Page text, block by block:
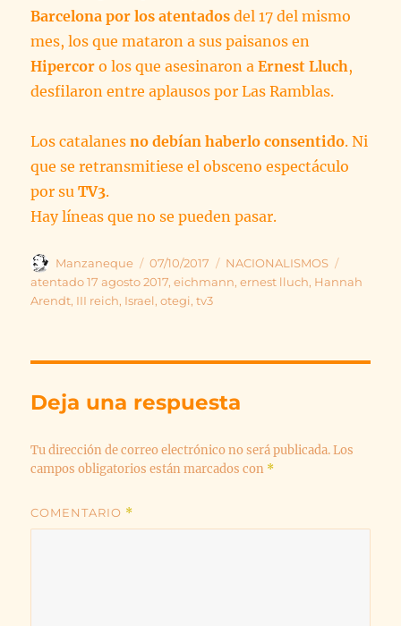
Barcelona por los atentadosdel 17 del mismo
mes, los que mataron a sus paisanos en
Hipercor o los que asesinaron aErnest Lluch,
desfilaron entre aplausos por Las Ramblas.
Los catalanesno debían haberlo consentido. Ni
que se retransmitiese el obsceno espectáculo
por suTV3.
Hay líneas que no se pueden pasar.
Autor
Manzaneque
Publicado
el
07/10/2017 Categorías
NACIONALISMOS
atentado 17 agosto 2017,eichmann,ernest lluch, Hannah
Arendt, III reich, Israel,otegi,tv3
Deja una respuesta
Tu dirección de correo electrónico no será publicada. Los
campos obligatorios están marcados con *
COMENTARIO *